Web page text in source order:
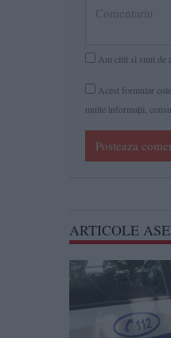
Am citit si sunt de
Acest formular
multe informaţii,
Posteaza
ARTICOLE